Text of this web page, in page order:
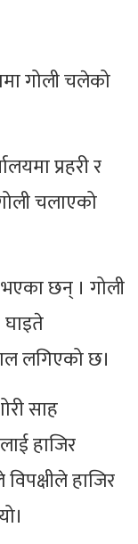
गोली चलेको
प्रहरी र
चलाएको
छन् । गोली
लगिएको छ।
साह
हाजिर
हाजिर